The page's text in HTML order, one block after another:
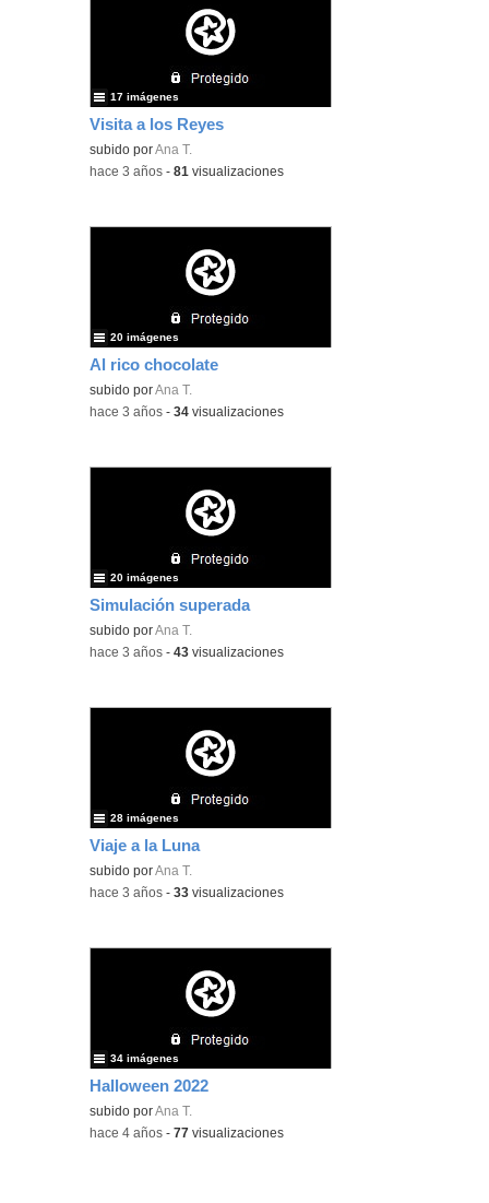
Visita a los Reyes
subido porAna T.
17 imágenes
-hace 3 años -81 visualizaciones
Al rico chocolate
subido porAna T.
20 imágenes
-hace 3 años -34 visualizaciones
Simulación superada
subido porAna T.
20 imágenes
-hace 3 años -43 visualizaciones
Viaje a la Luna
subido porAna T.
28 imágenes
-hace 3 años -33 visualizaciones
Halloween 2022
subido porAna T.
34 imágenes
-hace 4 años -77 visualizaciones